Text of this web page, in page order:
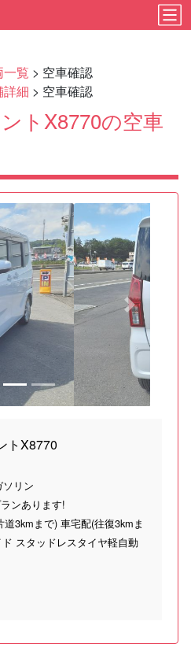
一覧 > 空車確認
詳細 > 空車確認
トX8770の空車
Next
トX8770
リン
ンあります!
3kmまで) 車宅配(往復3kmま
スタッドレスタイヤ軽自動